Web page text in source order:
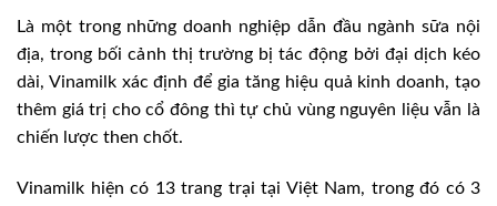
Là một trong những doanh nghiệp dẫn đầu ngành sữa nội
địa, trong bối cảnh thị trường bị tác động bởi đại dịch kéo
dài, Vinamilk xác định để gia tăng hiệu quả kinh doanh, tạo
thêm giá trị cho cổ đông thì tự chủ vùng nguyên liệu vẫn là
chiến lược then chốt.
Vinamilk hiện có 13 trang trại tại Việt Nam, trong đó có 3